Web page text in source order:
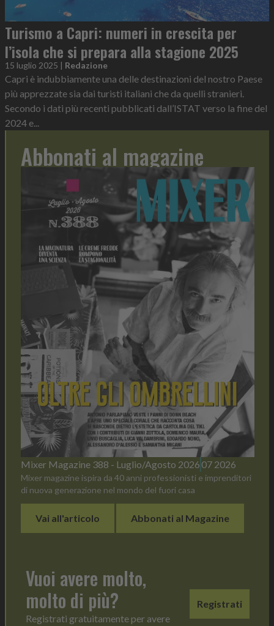
Turismo a Capri: numeri in crescita per
l’isola che si prepara alla stagione 2025
15 luglio 2025 | Redazione
Capri è indubbiamente una delle destinazioni del nostro Paese
più apprezzate sia dai turisti italiani che da quelli stranieri.
Secondo i dati più recenti pubblicati dall’ISTAT verso la fine del
2024 e...
Abbonati al magazine
Mixer Magazine 388 - Luglio/Agosto 2026 07 2026
Mixer magazine ispira da 40 anni professionisti e imprenditori
di nuova generazione nel mondo del fuori casa
Vai all'articolo Abbonati al Magazine
Vuoi avere molto,
molto di più?
Registrati gratuitamente per avere
Registrati